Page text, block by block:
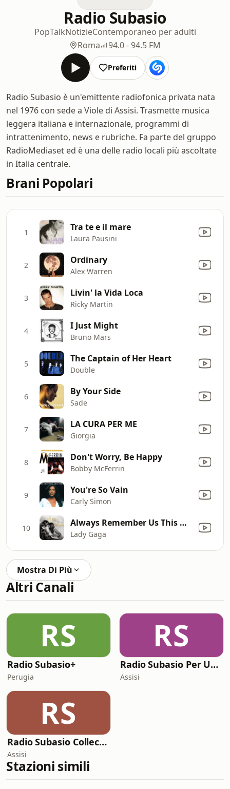
Radio Subasio
PopTalkNotizieContemporaneo per adulti
Roma
94.0 - 94.5 FM
Preferiti
Radio Subasio è un'emittente radiofonica privata nata
nel 1976 con sede a Viole di Assisi. Trasmette musica
leggera italiana e internazionale, programmi di
intrattenimento, news e rubriche. Fa parte del gruppo
RadioMediaset ed è una delle radio locali più ascoltate
in Italia centrale.
Brani Popolari
1 Tra te e il mare
Laura Pausini
2 Ordinary
Alex Warren
3 Livin' la Vida Loca
Ricky Martin
4 I Just Might
Bruno Mars
5 The Captain of Her Heart
Double
6 By Your Side
Sade
7 LA CURA PER ME
Giorgia
8 Don't Worry, Be Happy
Bobby McFerrin
9 You're So Vain
Carly Simon
10 Always Remember Us This Way
Lady Gaga
Mostra Di Più
Altri Canali
RS
Radio Subasio+
Perugia
RS
Radio Subasio Per Un'Ora D'Amore
Assisi
RS
Radio Subasio Collection
Assisi
Stazioni simili